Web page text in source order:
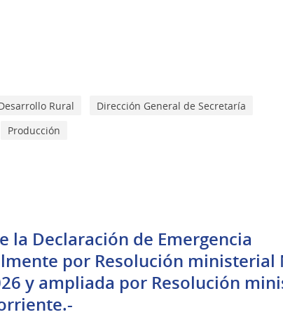
Rural
Dirección General de Secretaría
Producción
la Declaración de Emergencia
por Resolución ministerial
y ampliada por Resolución